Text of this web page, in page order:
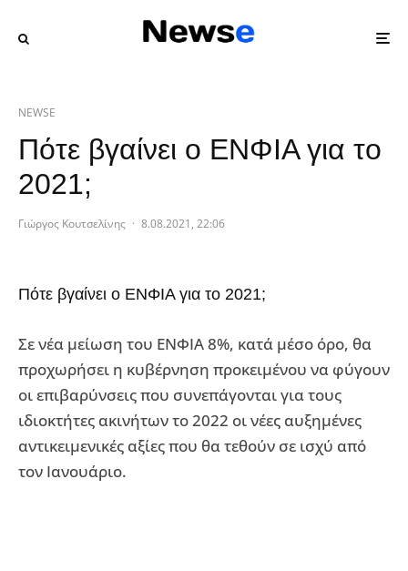
NEWSE
Πότε βγαίνει ο ΕΝΦΙΑ για το
2021;
Γιώργος Κουτσελίνης · 8.08.2021, 22:06
Πότε βγαίνει ο ΕΝΦΙΑ για το 2021;
Σε νέα μείωση του ΕΝΦΙΑ 8%, κατά μέσο όρο, θα
προχωρήσει η κυβέρνηση προκειμένου να φύγουν
οι επιβαρύνσεις που συνεπάγονται για τους
ιδιοκτήτες ακινήτων το 2022 οι νέες αυξημένες
αντικειμενικές αξίες που θα τεθούν σε ισχύ από
τον Ιανουάριο.